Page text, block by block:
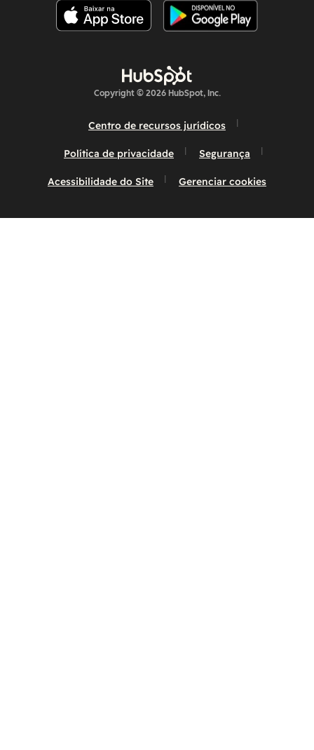
Copyright © 2026 HubSpot, Inc.
Centro de recursos jurídicos
Política de privacidade Segurança
Acessibilidade do Site Gerenciar cookies